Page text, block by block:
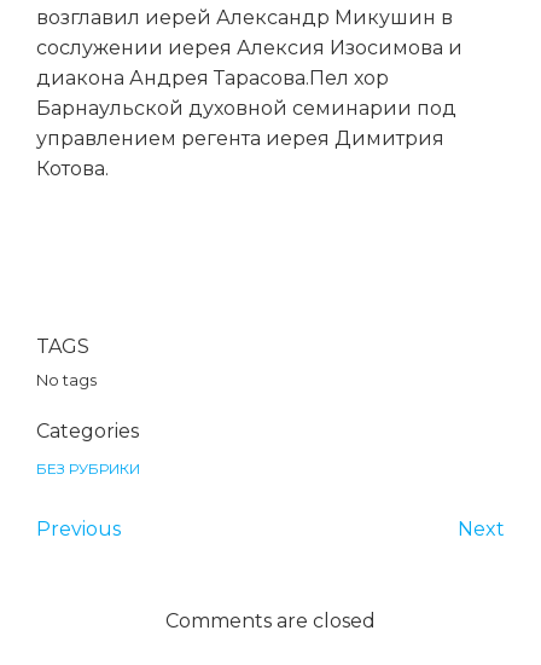
возглавил иерей Александр Микушин в
сослужении иерея Алексия Изосимова и
диакона Андрея Тарасова.Пел хор
Барнаульской духовной семинарии под
управлением регента иерея Димитрия
Котова.
TAGS
No tags
Categories
БЕЗ РУБРИКИ
Previous Next
Comments are closed